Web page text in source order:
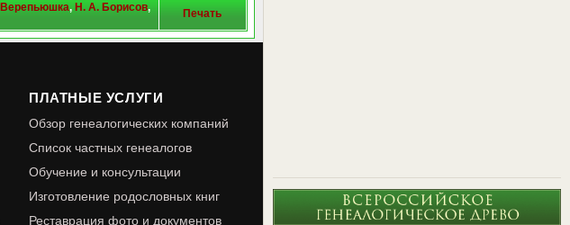
Верепьюшка, Н. А. Борисов,
Печать
ПЛАТНЫЕ УСЛУГИ
Обзор генеалогических компаний
Список частных генеалогов
Обучение и консультации
Изготовление родословных книг
Реставрация фото и документов